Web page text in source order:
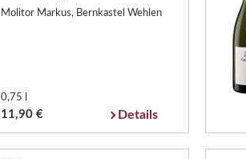
Molitor Markus, Bernkastel Wehlen
0,75 l
11,90 € Details